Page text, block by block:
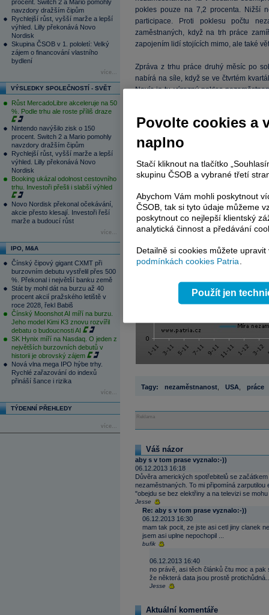
procent. Switch 2 a Mario pomohly
navzdory dražším čipům
Rychlejší růst, vyšší marže a lepší
výhled. Lilly překonává Novo
Nordisk
Skupina ČSOB v 1. pololetí: Velký
zájem o financování vlastního
bydlení
více...
VÝSLEDKY SPOLEČNOSTÍ - SVĚT
Růst MercadoLibre akceleruje na 50
%. Podle trhu ale roste příliš draze
Nintendo navýšilo zisk o 150
procent. Switch 2 a Mario pomohly
navzdory dražším čipům
Rychlejší růst, vyšší marže a lepší
výhled. Lilly překonává Novo
Nordisk
Booking ukázal odolnost cestovního
trhu. Investoři přešli i slabší výhled
Novo Nordisk překonal očekávání,
akcie přesto klesají. Investoři řeší
marže a budoucí růst
více...
IPO, M&A
Čínský čipový gigant CXMT při
burzovním debutu vystřelil přes 500
%. Překonal i největší banku země
Stát by mohl dát na burzu až 40
procent akcií pražského letiště v
roce 2028, řekl Babiš
Čínský Moonshot AI míří na burzu.
Jeho model Kimi K3 znovu rozvířil
debatu o budoucnosti AI
SK Hynix míří na Nasdaq. O jeden z
největších burzovních debutů v
historii je obrovský zájem
Nová vlna mega IPO hýbe trhy.
Rychlé zařazování do indexů
přináší šance i rizika
více...
TÝDENNÍ PŘEHLEDY
více...
pokles pouze na 7,2 procenta. Nižší
participace. Proti poklesu počtu
zaměstnaných, když na trh práce
zapojením lidí stojících mimo, ale také
Zpráva z trhu práce druhý měsíc po
nabírá na síle, když se ve čtvrtém
Navíc je tu výrazný pokles
Tržní reakce přesto příliš prudká není
tolik nemění. V první chvíli dolar
japonskému jenu zmenšil, vůči euru už
Tagy: nezaměstnanost USA práce
Reklama
Váš názor
aby s v tom prase vyznalo:-))
06.12.2013 16:18
Důvěra amerických spotřebitelů se
nezaměstnaných. To mi připomíná
"obejdu se bez elektřiny a na televizi se
Jesse
Re: aby s v tom prase vyznalo:-))
06.12.2013 16:30
mam tak pocit, ze jste asi cetl jiny clanek
jsem asi uplne nepochopil ...
bufik
06.12.2013 16:40
no právě, asi těch článků čtu moc a
že některá data jsou prostě
Jesse
Aktuální komentáře
Povolte cookies a
naplno
Stačí kliknout na tlačítko
skupinu ČSOB a vybrané třetí
Abychom Vám mohli poskytnout
ČSOB, tak si tyto údaje můžeme
poskytnout co nejlepší klientský
analytická činnost a předávání
Detailně si cookies můžete
podmínkách cookies Patria
Použít jen